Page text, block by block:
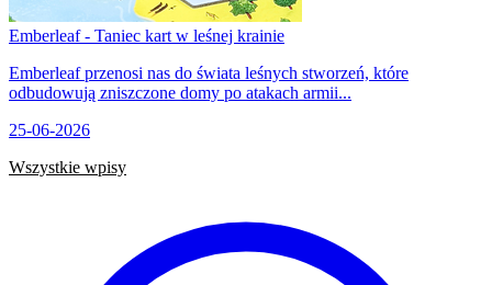
Emberleaf - Taniec kart w leśnej krainie
Emberleaf przenosi nas do świata leśnych stworzeń, które
odbudowują zniszczone domy po atakach armii...
25-06-2026
Wszystkie wpisy